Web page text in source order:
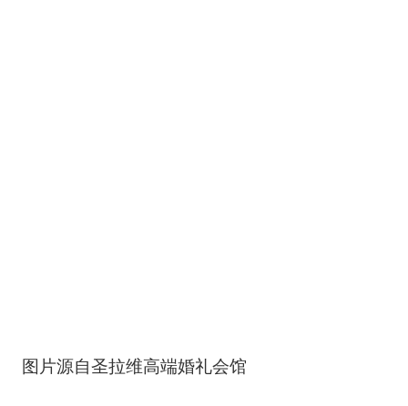
图片源自圣拉维高端婚礼会馆